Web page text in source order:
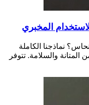
المخبري
نماذجنا الكاملة
والسلامة. تتوفر